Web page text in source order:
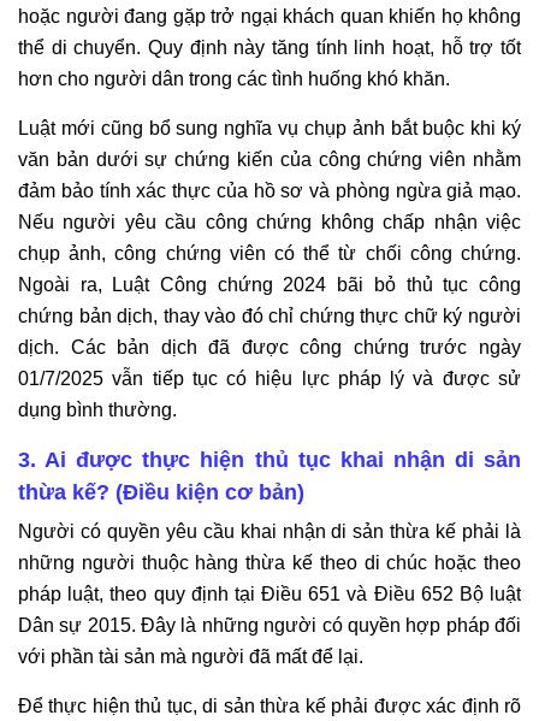
hoặc người đang gặp trở ngại khách quan khiến họ không
thể di chuyển. Quy định này tăng tính linh hoạt, hỗ trợ tốt
hơn cho người dân trong các tình huống khó khăn.
Luật mới cũng bổ sung nghĩa vụ chụp ảnh bắt buộc khi ký
văn bản dưới sự chứng kiến của công chứng viên nhằm
đảm bảo tính xác thực của hồ sơ và phòng ngừa giả mạo.
Nếu người yêu cầu công chứng không chấp nhận việc
chụp ảnh, công chứng viên có thể từ chối công chứng.
Ngoài ra, Luật Công chứng 2024 bãi bỏ thủ tục công
chứng bản dịch, thay vào đó chỉ chứng thực chữ ký người
dịch. Các bản dịch đã được công chứng trước ngày
01/7/2025 vẫn tiếp tục có hiệu lực pháp lý và được sử
dụng bình thường.
3. Ai được thực hiện thủ tục khai nhận di sản
thừa kế? (Điều kiện cơ bản)
Người có quyền yêu cầu khai nhận di sản thừa kế phải là
những người thuộc hàng thừa kế theo di chúc hoặc theo
pháp luật, theo quy định tại Điều 651 và Điều 652 Bộ luật
Dân sự 2015. Đây là những người có quyền hợp pháp đối
với phần tài sản mà người đã mất để lại.
Để thực hiện thủ tục, di sản thừa kế phải được xác định rõ